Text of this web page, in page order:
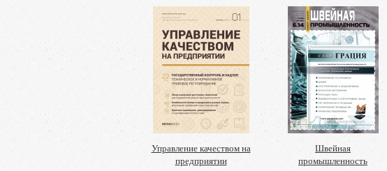
Управление качеством на
предприятии
Швейная
промышленность